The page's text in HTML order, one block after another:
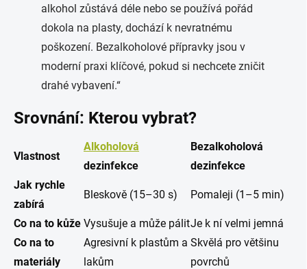
alkohol zůstává déle nebo se používá pořád
dokola na plasty, dochází k nevratnému
poškození. Bezalkoholové přípravky jsou v
moderní praxi klíčové, pokud si nechcete zničit
drahé vybavení.“
Srovnání: Kterou vybrat?
Vlastnost
Alkoholová
dezinfekce
Bezalkoholová
dezinfekce
Jak rychle
zabírá
Bleskově (15–30 s) Pomaleji (1–5 min)
Co na to kůže Vysušuje a může pálitJe k ní velmi jemná
Co na to
materiály
Agresivní k plastům a
lakům
Skvělá pro většinu
povrchů